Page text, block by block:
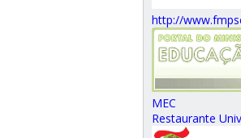
http://
MEC
Restaurante